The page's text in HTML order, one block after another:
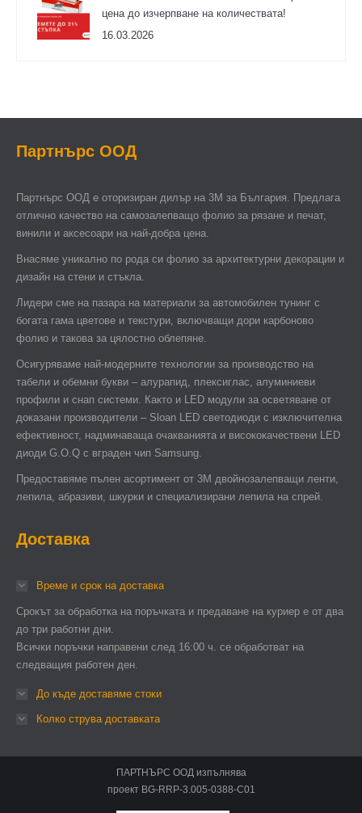
цена до изчерпване на количествата!
16.03.2026
Партнърс ООД
Партнърс ООД e оторизиран дилър на 3М за България. Предлага
отлично качество на самозалепващо фолио за рязане и печат,
винили и аксесоари на най-добра цена.
Внасяме уникално по рода си фолио за архитектурни декорации и
дизайн на стени и стъкла.
Лидери сме на пазара на материали за автомобилен тунинг с
богата гама цветове и текстури, включващи дори карбоново
фолио и такова за цялостно облепяне.
Осигуряваме най-модерните технологии за производство на
табели и обемни букви – алурапид, плексиглас, алуминиеви
профили и снап системи. Както и LED модули за осветяване от
доказани производители – Sloan LED светодиоди с изключителна
ефективност, надминаваща очакванията и висококачествени LED
диоди G.O.Q с вграден чип Samsung.
Предоставяме пълен асортимент от 3М двойнозалепващи ленти,
лепила, абразиви, шкурки и специализирани лепила на спрей.
Доставка
Време и срок на доставка
Срокът за обработка на поръчката и предаване на куриер е от два
до три работни дни.
Всички поръчки направени след 16:00 ч. се обработват на
следващия работен ден.
До къде доставяме стоки
Колко струва доставката
ПАРТНЪРС ООД изпълнява
проект BG-RRP-3.005-0388-C01